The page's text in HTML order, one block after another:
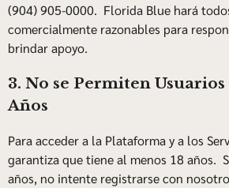
(904) 905-0000. Florida Blue hará
comercialmente razonables para
brindar apoyo.
3. No se Permiten Usuarios
Años
Para acceder a la Plataforma y a los
garantiza que tiene al menos 18 años.
años, no intente registrarse con